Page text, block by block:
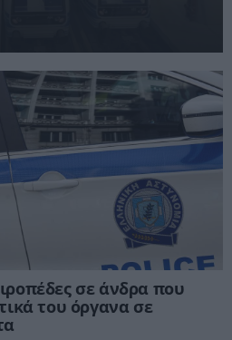
σε άνδρα που
του όργανα σε